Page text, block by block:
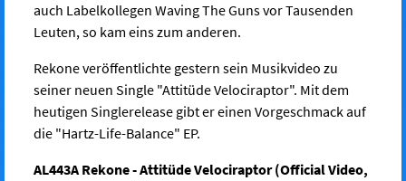
auch Labelkollegen Waving The Guns vor Tausenden
Leuten, so kam eins zum anderen.
Rekone veröffentlichte gestern sein Musikvideo zu
seiner neuen Single "Attitüde Velociraptor". Mit dem
heutigen Singlerelease gibt er einen Vorgeschmack auf
die "Hartz-Life-Balance" EP.
AL443A Rekone - Attitüde Velociraptor (Official Video,